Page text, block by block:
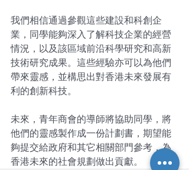
我們相信通過參觀這些建設和科創企
業，同學能夠深入了解科技企業的經營
情況，以及該區域前沿科學研究和高新
技術研究成果。這些經驗亦可以為他們
帶來靈感，並構思出對香港未來發展有
利的創新科技。
未來，青年商會的導師將協助同學，將
他們的靈感製作成一份計劃書，期望能
夠提交給政府和其它相關部門參考，為
香港未來的社會規劃做出貢獻。